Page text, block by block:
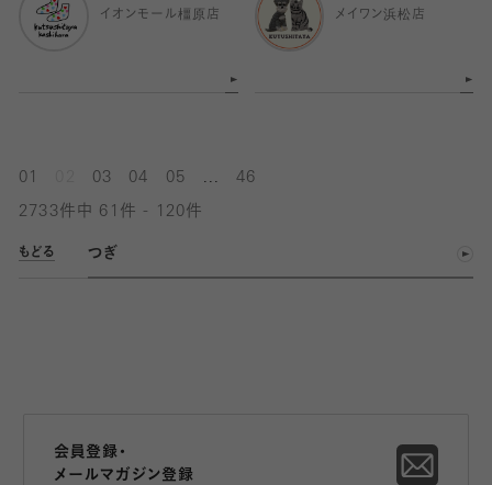
イオンモール橿原店
メイワン浜松店
01 03 04 05 46
2733件中 61件 - 120件
もどる つぎ
会員登録・
メールマガジン登録